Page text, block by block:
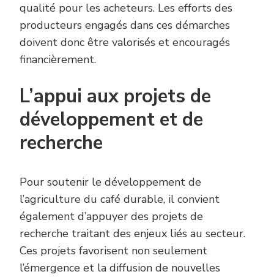
qualité pour les acheteurs. Les efforts des
producteurs engagés dans ces démarches
doivent donc être valorisés et encouragés
financièrement.
L’appui aux projets de
développement et de
recherche
Pour soutenir le développement de
l’agriculture du café durable, il convient
également d’appuyer des projets de
recherche traitant des enjeux liés au secteur.
Ces projets favorisent non seulement
l’émergence et la diffusion de nouvelles